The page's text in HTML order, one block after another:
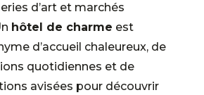
d’art et marchés
hôtel de charme est
d’accueil chaleureux, de
quotidiennes et de
avisées pour découvrir